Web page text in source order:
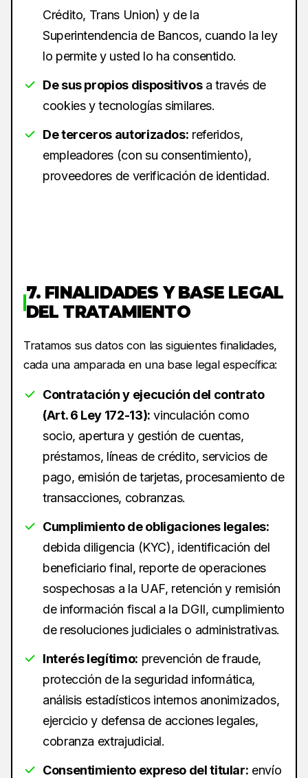
Crédito, Trans Union) y de la
Superintendencia de Bancos, cuando la ley
lo permite y usted lo ha consentido.
De sus propios dispositivosa través de
cookies y tecnologías similares.
De terceros autorizados: referidos,
empleadores (con su consentimiento),
proveedores de verificación de identidad.
7. FINALIDADES Y BASE LEGAL
DEL TRATAMIENTO
Tratamos sus datos con las siguientes finalidades,
cada una amparada en una base legal específica:
Contratación y ejecución del contrato
(Art. 6 Ley 172-13): vinculación como
socio, apertura y gestión de cuentas,
préstamos, líneas de crédito, servicios de
pago, emisión de tarjetas, procesamiento de
transacciones, cobranzas.
Cumplimiento de obligaciones legales:
debida diligencia (KYC), identificación del
beneficiario final, reporte de operaciones
sospechosas a la UAF, retención y remisión
de información fiscal a la DGII, cumplimiento
de resoluciones judiciales o administrativas.
Interés legítimo: prevención de fraude,
protección de la seguridad informática,
análisis estadísticos internos anonimizados,
ejercicio y defensa de acciones legales,
cobranza extrajudicial.
Consentimiento expreso del titular: envío